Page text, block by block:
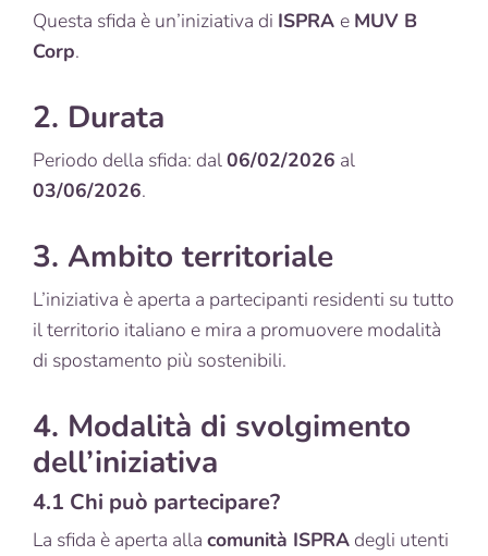
Questa sfida è un’iniziativa di ISPRA e MUV B
Corp.
2. Durata
Periodo della sfida: dal06/02/2026 al
03/06/2026.
3. Ambito territoriale
L’iniziativa è aperta a partecipanti residenti su tutto
il territorio italiano e mira a promuovere modalità
di spostamento più sostenibili.
4. Modalità di svolgimento
dell’iniziativa
4.1 Chi può partecipare?
La sfida è aperta alla comunità ISPRA degli utenti